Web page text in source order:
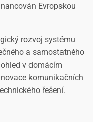
Evropskou
rozvoj systému
a samostatného
v domácím
komunikačních
řešení.